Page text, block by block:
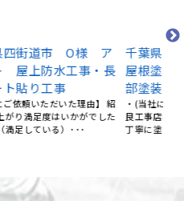
千葉県四街道市 K様邸
屋根塗装・外壁塗装・付帯
部塗装
・(当社にご依頼いただいた理由)優
良工事店ネットワークからの紹介 ・
丁寧に塗って頂き、綺麗に･･･